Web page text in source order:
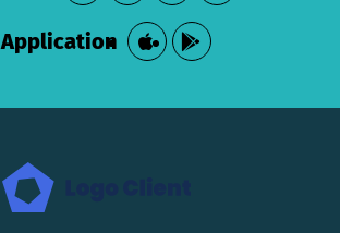
Application